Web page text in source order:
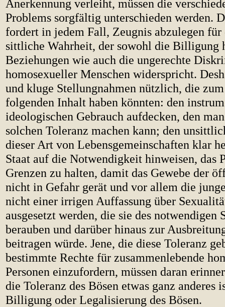
Anerkennung verleiht, müssen die
Problems sorgfältig unterschieden werden.
fordert in jedem Fall, Zeugnis abzulegen für
sittliche Wahrheit, der sowohl die Billigung
Beziehungen wie auch die ungerechte
homosexueller Menschen widerspricht.
und kluge Stellungnahmen nützlich, die
folgenden Inhalt haben könnten: den
ideologischen Gebrauch aufdecken, den
solchen Toleranz machen kann; den
dieser Art von Lebensgemeinschaften klar
Staat auf die Notwendigkeit hinweisen, das
Grenzen zu halten, damit das Gewebe der
nicht in Gefahr gerät und vor allem die
nicht einer irrigen Auffassung über
ausgesetzt werden, die sie des notwendigen
berauben und darüber hinaus zur
beitragen würde. Jene, die diese Toleranz
bestimmte Rechte für zusammenlebende
Personen einzufordern, müssen daran
die Toleranz des Bösen etwas ganz anderes
Billigung oder Legalisierung des Bösen.